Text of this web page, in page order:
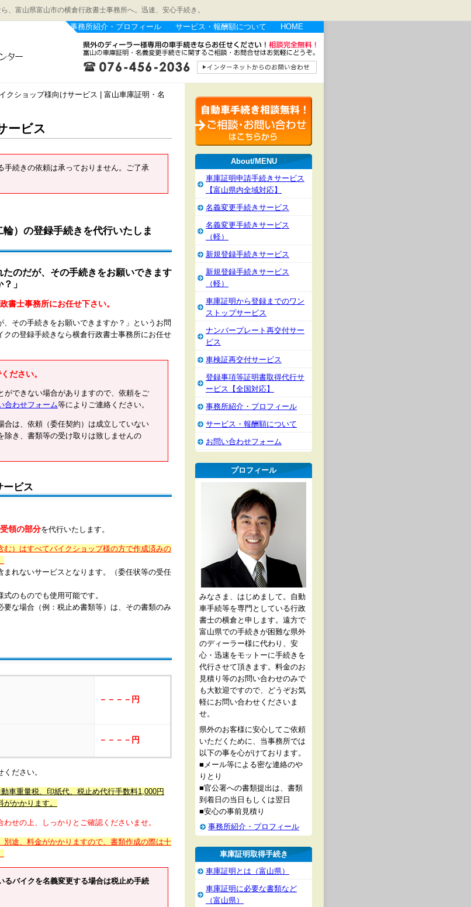
、富山県富山市の横倉行政書士事務所へ。迅速、安心手続き。
事務所紹介・プロフィール サービス・報酬額について HOME
クショップ様向けサービス | 富山車庫証明・名
ービス
続きの依頼は承っておりません。ご了承
）の登録手続きを代行いたしま
たのだが、その手続きをお願いできます
？」
書士事務所にお任せ下さい。
、その手続きをお願いできますか？」というお問
の登録手続きなら横倉行政書士事務所にお任せ
ださい。
ができない場合がありますので、依頼をご
合わせフォーム等によりご連絡ください。
合は、依頼（委任契約）は成立していない
除き、書類等の受け取りは致しませんの
ービス
領の部分を代行いたします。
）はすべてバイクショップ様の方で作成済みの
れないサービスとなります。（委任状等の受任
のものでも使用可能です。
な場合（例：税止め書類等）は、その書類のみ
－－－－円
－－－－円
ださい。
車重量税、印紙代、税止め代行手数料1,000円
かかります。
せの上、しっかりとご確認くださいませ。
途、料金がかかりますので、書類作成の際は十
るバイクを名義変更する場合は税止め手続
About/MENU
車庫証明申請手続きサービス
【富山県内全域対応】
名義変更手続きサービス
名義変更手続きサービス
（軽）
新規登録手続きサービス
新規登録手続きサービス
（軽）
車庫証明から登録までのワン
ストップサービス
ナンバープレート再交付サー
ビス
車検証再交付サービス
登録事項等証明書取得代行サ
ービス【全国対応】
事務所紹介・プロフィール
サービス・報酬額について
お問い合わせフォーム
プロフィール
みなさま、はじめまして。自動
車手続等を専門としている行政
書士の横倉と申します。遠方で
富山県での手続きが困難な県外
のディーラー様に代わり、安
心・迅速をモットーに手続きを
代行させて頂きます。料金のお
見積り等のお問い合わせのみで
も大歓迎ですので、どうぞお気
軽にお問い合わせくださいま
せ。
県外のお客様に安心してご依頼
いただくために、当事務所では
以下の事を心がけております。
■メール等による密な連絡のや
りとり
■官公署への書類提出は、書類
到着日の当日もしくは翌日
■安心の事前見積り
事務所紹介・プロフィール
車庫証明取得手続き
車庫証明とは（富山県）
車庫証明に必要な書類など
（富山県）